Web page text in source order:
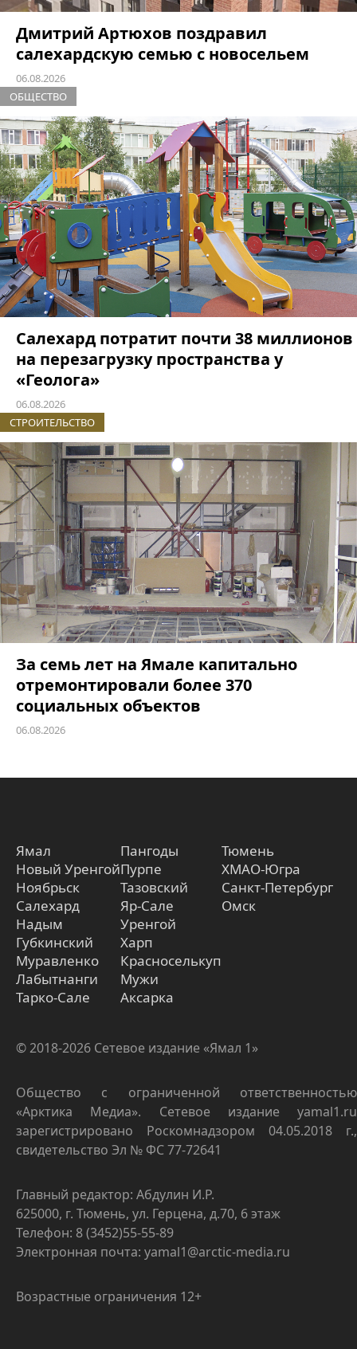
Дмитрий Артюхов поздравил
салехардскую семью с новосельем
06.08.2026
ОБЩЕСТВО
Салехард потратит почти 38 миллионов
на перезагрузку пространства у
«Геолога»
06.08.2026
СТРОИТЕЛЬСТВО
За семь лет на Ямале капитально
отремонтировали более 370
социальных объектов
06.08.2026
Ямал
Новый Уренгой
Ноябрьск
Салехард
Надым
Губкинский
Муравленко
Лабытнанги
Тарко-Сале
Пангоды
Пурпе
Тазовский
Яр-Сале
Уренгой
Харп
Красноселькуп
Мужи
Аксарка
Тюмень
ХМАО-Югра
Санкт-Петербург
Омск
© 2018-2026 Сетевое издание «Ямал 1»
Общество с ограниченной ответственностью
«Арктика Медиа». Сетевое издание yamal1.ru
зарегистрировано Роскомнадзором 04.05.2018 г.,
свидетельство Эл № ФС 77-72641
Главный редактор: Абдулин И.Р.
625000, г. Тюмень, ул. Герцена, д.70, 6 этаж
Телефон: 8 (3452)55-55-89
Электронная почта: yamal1@arctic-media.ru
Возрастные ограничения 12+